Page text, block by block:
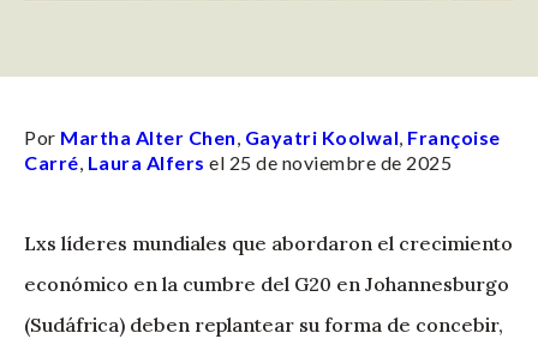
Por Martha Alter Chen Gayatri Koolwal Françoise
Carré Laura Alfers el 25 de noviembre de 2025
Lxs líderes mundiales que abordaron el crecimiento
económico en la cumbre del G20 en Johannesburgo
(Sudáfrica) deben replantear su forma de concebir,